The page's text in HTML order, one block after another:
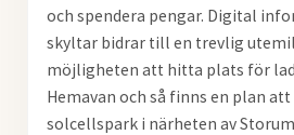
och spendera pengar. Digital
skyltar bidrar till en trevlig
möjligheten att hitta plats för
Hemavan och så finns en plan att
solcellspark i närheten av